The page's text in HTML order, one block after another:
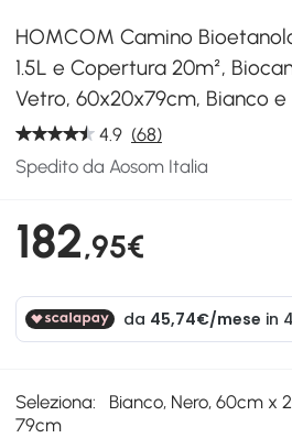
HOMCOM Camino
1.5L e Copertura 20m²,
Vetro, 60x20x79cm, Bianco e
4.9 (68)
Spedito da Aosom Italia
182,95€
Seleziona:
Bianco, Nero, 60cm x
79cm